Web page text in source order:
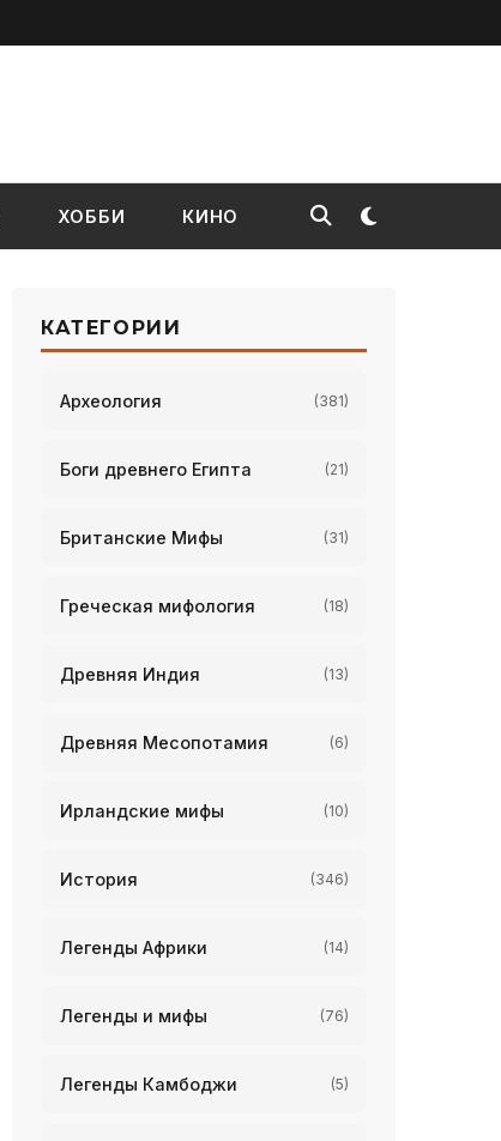
ХОББИ КИНО
КАТЕГОРИИ
Археология (381)
Боги древнего Египта (21)
Британские Мифы (31)
Греческая мифология (18)
Древняя Индия (13)
Древняя Месопотамия (6)
Ирландские мифы (10)
История (346)
Легенды Африки (14)
Легенды и мифы (76)
Легенды Камбоджи (5)